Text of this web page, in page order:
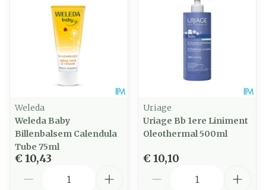
Weleda
Weleda Baby
Billenbalsem Calendula
Tube 75ml
€ 10,43
Uriage
Uriage Bb 1ere Liniment
Oleothermal 500ml
€ 10,10